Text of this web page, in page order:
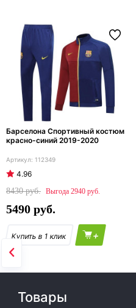
Барселона Спортивный костюм
красно-синий 2019-2020
112349
4.96
8430
2940
5490
+
Товары